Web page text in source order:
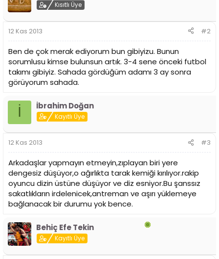
Kısıtlı Üye
12 Kas 2013 #2
Ben de çok merak ediyorum bun gibiyizu. Bunun
sorumlusu kimse bulunsun artık. 3-4 sene önceki futbol
takımı gibiyiz. Sahada gördüğüm adamı 3 ay sonra
görüyorum sahada.
İ İbrahim Doğan
Kayıtlı Üye
12 Kas 2013 #3
Arkadaşlar yapmayın etmeyin,zıplayan biri yere
dengesiz düşüyor,o ağırlıkta tarak kemiği kırılıyor.rakip
oyuncu dizin üstüne düşüyor ve diz esniyor.Bu şanssız
sakatlıkların irdelenicek,antreman ve aşırı yüklemeye
bağlanacak bir durumu yok bence.
Behiç Efe Tekin
Kayıtlı Üye